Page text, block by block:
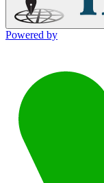
Powered by